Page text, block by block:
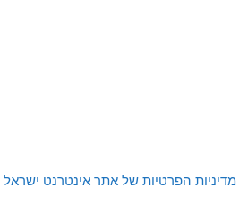
מדיניות הפרטיות של אתר אינטרנט ישראל